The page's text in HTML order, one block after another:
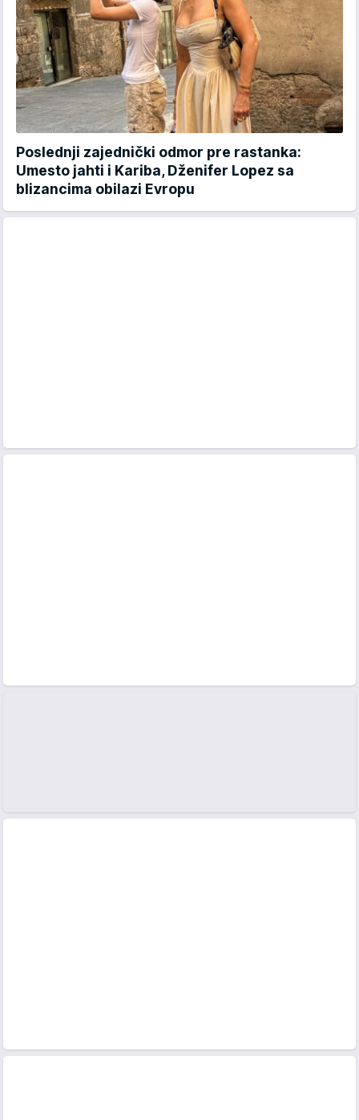
Poslednji zajednički odmor pre rastanka:
Umesto jahti i Kariba, Dženifer Lopez sa
blizancima obilazi Evropu